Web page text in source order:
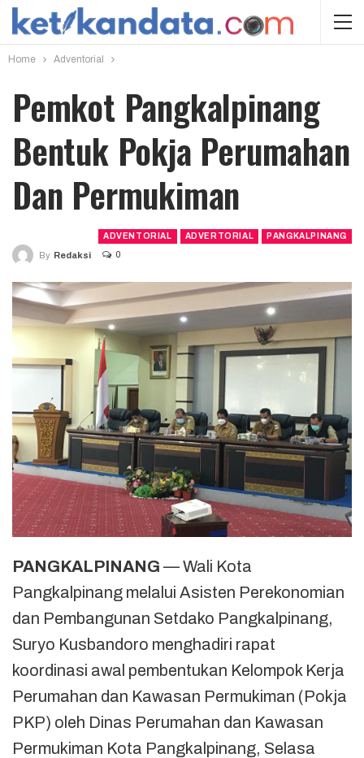
Home Adventorial
Pemkot Pangkalpinang
Bentuk Pokja Perumahan
Dan Permukiman
ADVENTORIAL ADVERTORIAL PANGKALPINANG
By Redaksi 0
PANGKALPINANG — Wali Kota
Pangkalpinang melalui Asisten Perekonomian
dan Pembangunan Setdako Pangkalpinang,
Suryo Kusbandoro menghadiri rapat
koordinasi awal pembentukan Kelompok Kerja
Perumahan dan Kawasan Permukiman (Pokja
PKP) oleh Dinas Perumahan dan Kawasan
Permukiman Kota Pangkalpinang, Selasa